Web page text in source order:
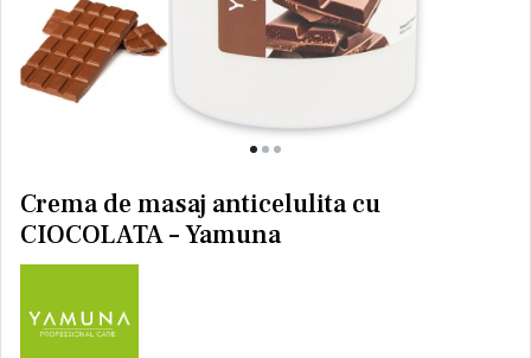
Crema de masaj anticelulita cu
CIOCOLATA – Yamuna